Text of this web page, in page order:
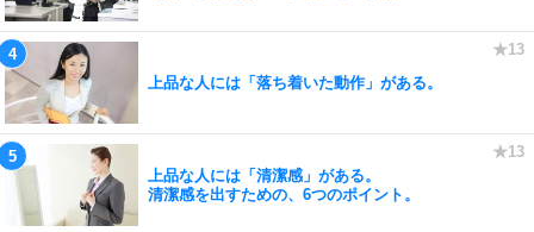
上品な人には「落ち着いた動作」がある。
上品な人には「清潔感」がある。
清潔感を出すための、6つのポイント。